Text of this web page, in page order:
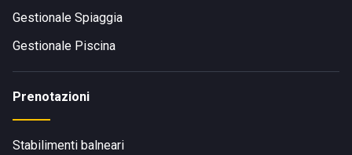
Gestionale Spiaggia
Gestionale Piscina
Prenotazioni
Stabilimenti balneari